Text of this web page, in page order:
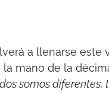
a llenarse este
mano de la
somos diferentes,